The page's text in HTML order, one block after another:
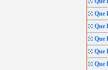
Que
Que
Que
Que
Que